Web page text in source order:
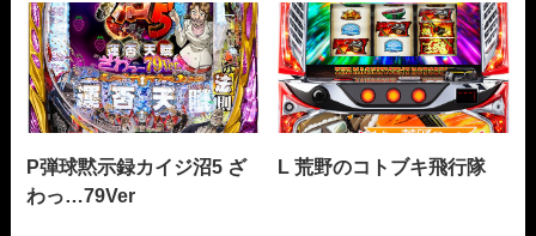
P弾球黙示録カイジ沼5 ざ
わっ…79Ver
L 荒野のコトブキ飛行隊